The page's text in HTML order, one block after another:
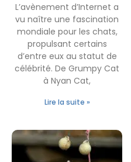
L’avènement d’Internet a
vu naître une fascination
mondiale pour les chats,
propulsant certains
d’entre eux au statut de
célébrité. De Grumpy Cat
à Nyan Cat,
Lire la suite »